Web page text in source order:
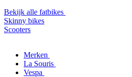
Bekijk alle fatbikes
Skinny bikes
Scooters
Merken
La Souris
Vespa